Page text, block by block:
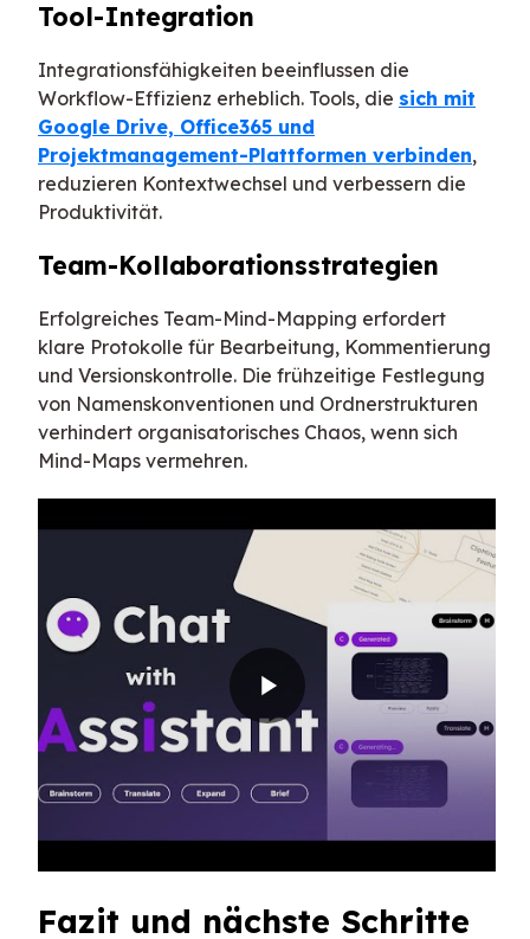
Tool-Integration
Integrationsfähigkeiten beeinflussen die
Workflow-Effizienz erheblich. Tools, die sich mit
Google Drive, Office365 und
Projektmanagement-Plattformen verbinden,
reduzieren Kontextwechsel und verbessern die
Produktivität.
Team-Kollaborationsstrategien
Erfolgreiches Team-Mind-Mapping erfordert
klare Protokolle für Bearbeitung, Kommentierung
und Versionskontrolle. Die frühzeitige Festlegung
von Namenskonventionen und Ordnerstrukturen
verhindert organisatorisches Chaos, wenn sich
Mind-Maps vermehren.
Fazit und nächste Schritte